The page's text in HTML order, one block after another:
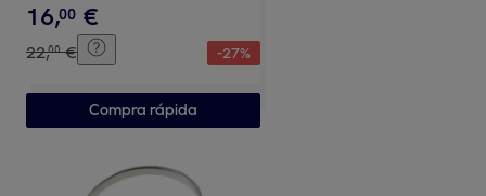
16,00 €
22,00 € -27%
Compra rápida